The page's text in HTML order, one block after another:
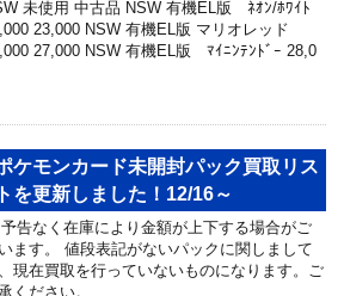
未使用 中古品 NSW 有機EL版 ﾈｵﾝ/ﾎﾜｲﾄ
23,000 NSW 有機EL版 マリオレッド
27,000 NSW 有機EL版 ﾏｲﾆﾝﾃﾝﾄﾞｰ 28,0
ケモンカード未開封パック買取リス
トを更新しました！12/16～
告なく在庫により金額が上下する場合がご
ます。 値段表記がないパックに関しまして
現在買取を行っていないものになります。ご
ください。